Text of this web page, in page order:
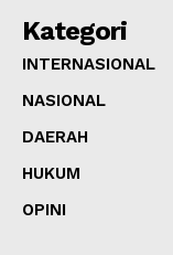
Kategori
INTERNASIONAL
NASIONAL
DAERAH
HUKUM
OPINI